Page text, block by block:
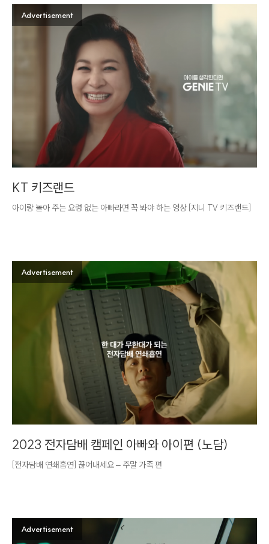
Advertisement
KT 키즈랜드
아이랑 놀아 주는 요령 없는 아빠라면 꼭 봐야 하는 영상 [지니 TV 키즈랜드]
Advertisement
2023 전자담배 캠페인 아빠와 아이편 (노담)
[전자담배 연쇄흡연] 끊어내세요 – 주말 가족 편
Advertisement